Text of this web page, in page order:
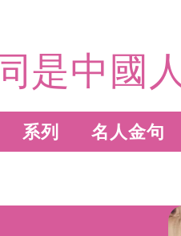
是中國人
系列 名人金句